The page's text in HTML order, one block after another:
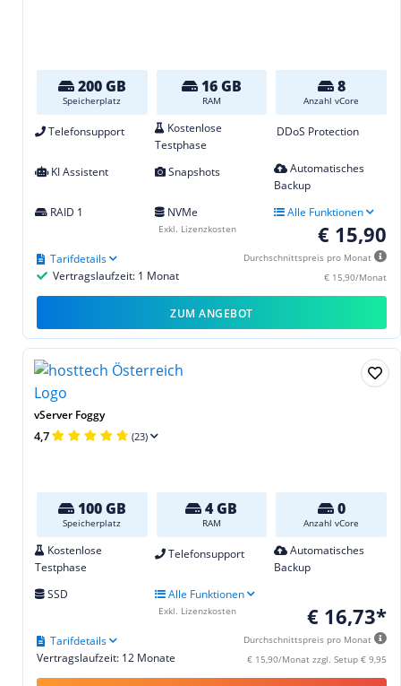
200 GB
Speicherplatz
16 GB
RAM
8
Anzahl vCore
Telefonsupport
Kostenlose
Testphase
DDoS Protection
KI Assistent Snapshots
Automatisches
Backup
RAID 1
NVMe Alle Funktionen
€ 15,90
Durchschnittspreis pro Monat
€ 15,90/Monat
Vertragslaufzeit: 1 Monat
Tarifdetails
Exkl. Lizenzkosten
ZUM ANGEBOT
vServer Foggy
4,7 (23)
100 GB
Speicherplatz
4 GB
RAM
0
Anzahl vCore
Kostenlose
Testphase
Telefonsupport
Automatisches
Backup
SSD
Alle Funktionen
€ 16,73*
Durchschnittspreis pro Monat
€ 15,90/Monat zzgl. Setup € 9,95
Vertragslaufzeit: 12 Monate
Tarifdetails
Exkl. Lizenzkosten